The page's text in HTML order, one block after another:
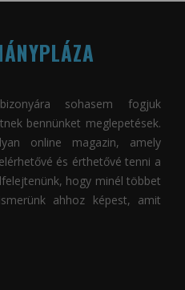
sohasem fogjuk
bennünket meglepetések.
online magazin, amely
és érthetővé tenni a
hogy minél többet
ahhoz képest, amit